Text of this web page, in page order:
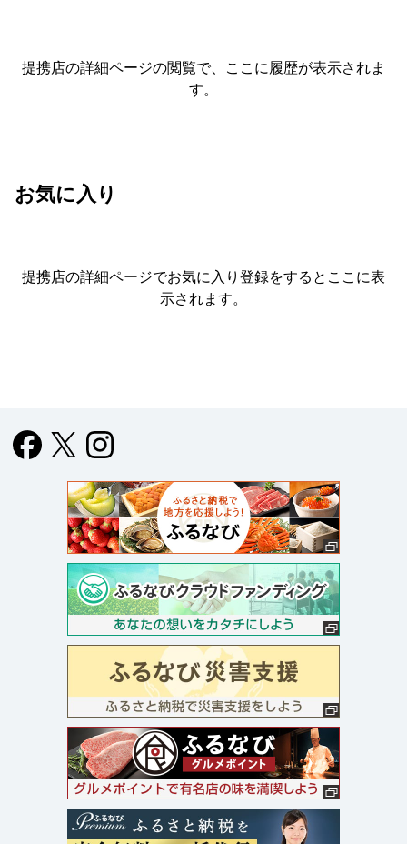
提携店の詳細ページの閲覧で、ここに履歴が表示されま
す。
お気に入り
提携店の詳細ページでお気に入り登録をすると ここに表
示されます。